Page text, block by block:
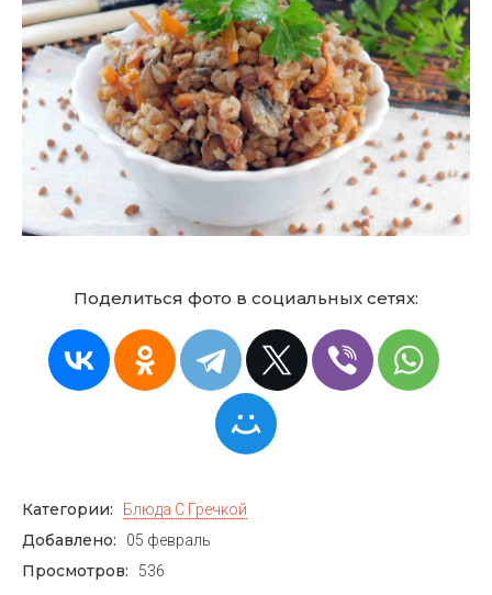
Поделиться фото в социальных сетях:
Категории: Блюда С Гречкой
Добавлено: 05 февраль
Просмотров: 536